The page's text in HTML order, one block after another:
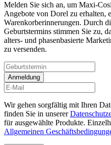
Melden Sie sich an, um Maxi-
Angebote von Dorel zu erhalten,
Warenkorberinnerungen. Durch
Geburtstermins stimmen Sie zu,
alters- und phasenbasierte
zu versenden.
Anmeldung
Wir gehen sorgfältig mit Ihren
finden Sie in unserer
für ausgewählte Produkte.
Allgemeinen